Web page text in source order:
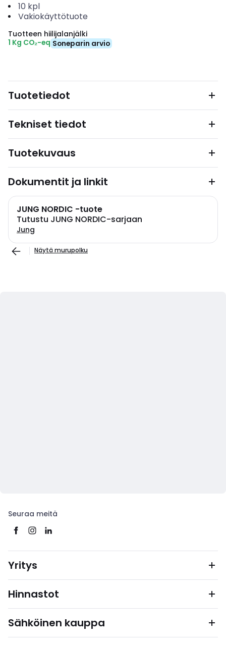
10 kpl
Vakiokäyttötuote
Tuotteen hiilijalanjälki
1 Kg CO₂-eq Soneparin arvio
Tuotetiedot
Tekniset tiedot
Tuotekuvaus
Dokumentit ja linkit
JUNG NORDIC -tuote
Tutustu JUNG NORDIC-sarjaan
Jung
Näytä murupolku
Seuraa meitä
Yritys
Hinnastot
Sähköinen kauppa